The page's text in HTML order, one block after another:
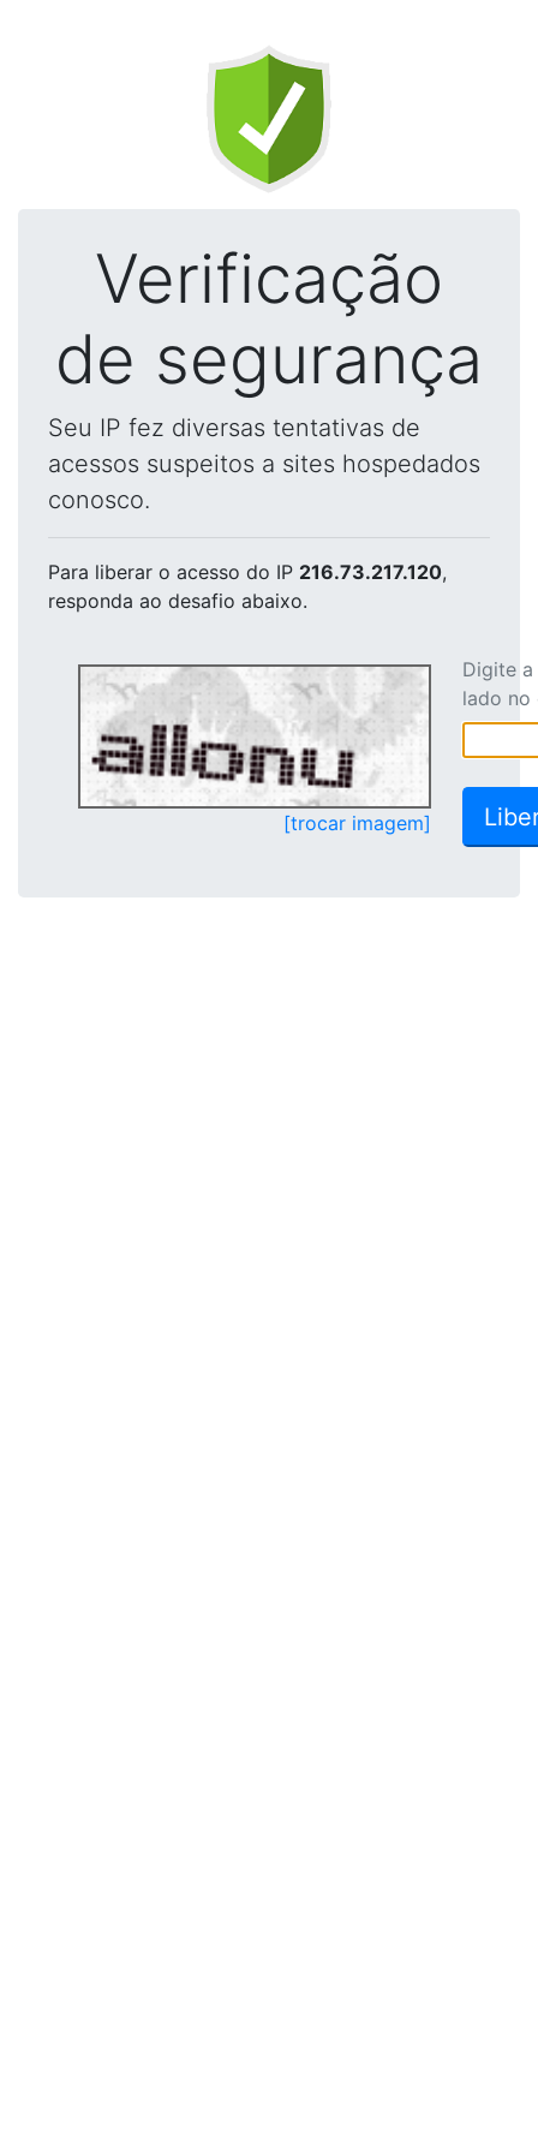
Verificação
de segurança
Seu IP fez diversas tentativas de
acessos suspeitos a sites hospedados
conosco.
Para liberar o acesso do IP 216.73.217.120,
responda ao desafio abaixo.
[trocar imagem]
Digite
lado no